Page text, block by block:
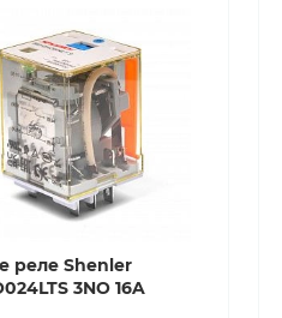
реле Shenler
3NO 16A